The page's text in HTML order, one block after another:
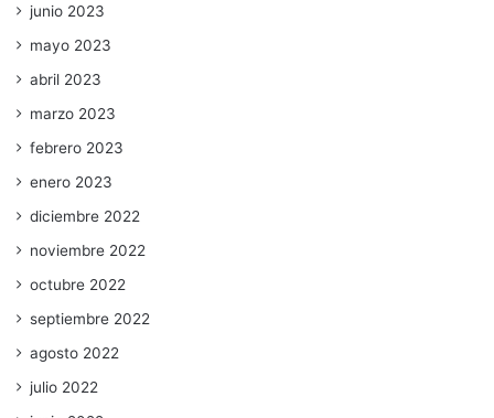
junio 2023
mayo 2023
abril 2023
marzo 2023
febrero 2023
enero 2023
diciembre 2022
noviembre 2022
octubre 2022
septiembre 2022
agosto 2022
julio 2022